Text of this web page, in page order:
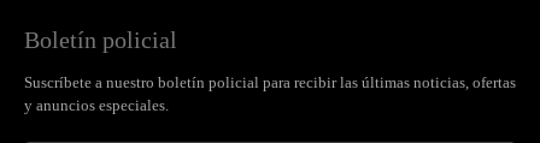
Boletín policial
Suscríbete a nuestro boletín policial para recibir las últimas noticias, ofertas
y anuncios especiales.